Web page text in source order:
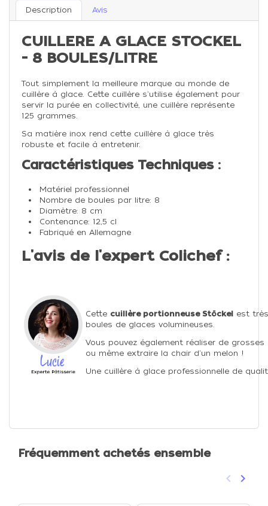
Description Avis
CUILLERE A GLACE STOCKEL
- 8 BOULES/LITRE
Tout simplement la meilleure marque au monde de
cuillère à glace. Cette cuillère s'utilise également pour
servir la purée en collectivité, une cuillère représente
125 grammes.
Sa matière inox rend cette cuillère à glace très
robuste et facile à entretenir.
Caractéristiques Techniques :
Matériel professionnel
Nombre de boules par litre: 8
Diamètre: 8 cm
Contenance: 12,5 cl
Fabriqué en Allemagne
L'avis de l'expert Colichef :
Cette cuillère portionneuse Stöckel est
boules de glaces volumineuses.
Vous pouvez également réaliser de
ou même extraire la chair d'un melon !
Une cuillère à glace professionnelle de
Fréquemment achetés ensemble
Précédent
keyboard_arrow_left keyboard_arrow_right